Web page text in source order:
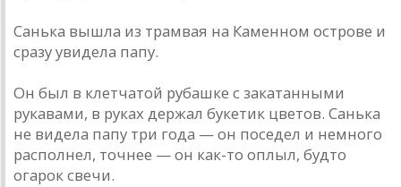
Санька вышла из трамвая на Каменном острове и
сразу увидела папу.
Он был в клетчатой рубашке с закатанными
рукавами, в руках держал букетик цветов. Санька
не видела папу три года — он поседел и немного
располнел, точнее — он как-то оплыл, будто
огарок свечи.